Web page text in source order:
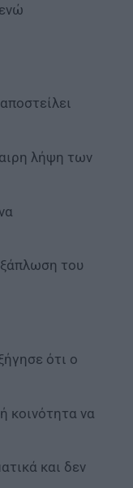
λήψη των
του
ότι ο
κοινότητα να
και δεν